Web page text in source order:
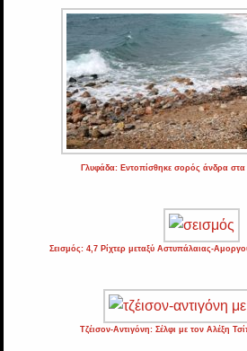
Γλυφάδα: Εντοπίσθηκε σορός άνδρα στα
Σεισμός: 4,7 Ρίχτερ μεταξύ Αστυπάλαιας-
Τζέισον-Αντιγόνη: Σέλφι με τον Αλέξη